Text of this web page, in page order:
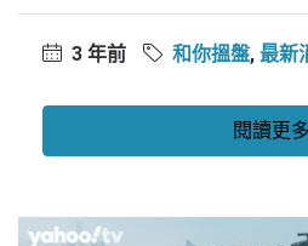
3 年前 和你搵盤, 最新
閱讀更多